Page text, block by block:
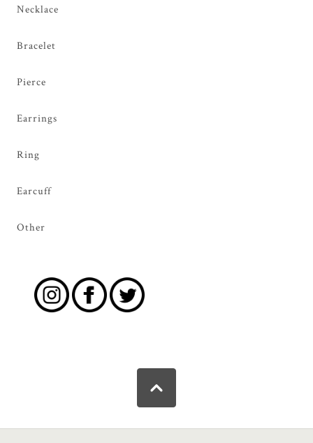
Necklace
Bracelet
Pierce
Earrings
Ring
Earcuff
Other